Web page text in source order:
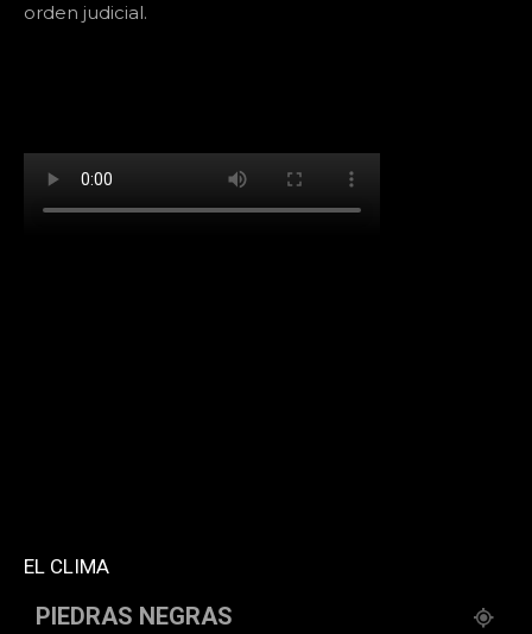
orden judicial.
EL CLIMA
PIEDRAS NEGRAS